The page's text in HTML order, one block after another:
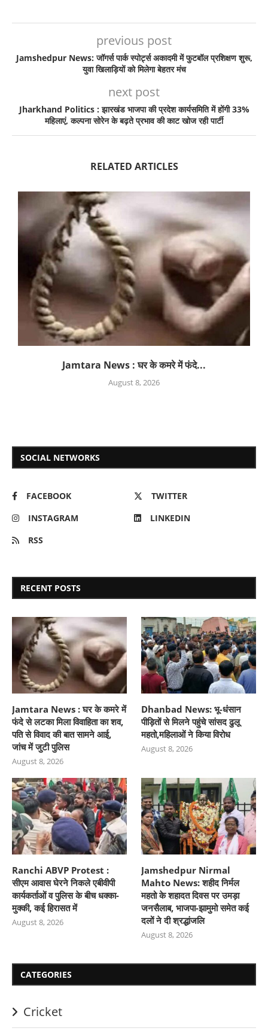
previous post
Jamshedpur News: जॉगर्स पार्क स्पोर्ट्स अकादमी में फुटबॉल प्रशिक्षण शुरू,
युवा खिलाड़ियों को मिलेगा बेहतर मंच
next post
Jharkhand Politics : झारखंड भाजपा की प्रदेश कार्यसमिति में होंगी 33%
महिलाएं, कल्पना सोरेन के बढ़ते प्रभाव की काट खोज रही पार्टी
RELATED ARTICLES
Jamtara News : घर के कमरे में फंदे...
August 8, 2026
SOCIAL NETWORKS
FACEBOOK
TWITTER
INSTAGRAM
LINKEDIN
RSS
RECENT POSTS
Jamtara News : घर के कमरे में
फंदे से लटका मिला विवाहिता का शव,
पति से विवाद की बात सामने आई,
जांच में जुटी पुलिस
August 8, 2026
Dhanbad News: भू-धंसान
पीड़ितों से मिलने पहुंचे सांसद ढुलू
महतो,महिलाओं ने किया विरोध
August 8, 2026
Ranchi ABVP Protest :
सीएम आवास घेरने निकले एबीवीपी
कार्यकर्ताओं व पुलिस के बीच धक्का-
मुक्की, कई हिरासत में
August 8, 2026
Jamshedpur Nirmal
Mahto News: शहीद निर्मल
महतो के शहादत दिवस पर उमड़ा
जनसैलाब, भाजपा-झामुमो समेत कई
दलों ने दी श्रद्धांजलि
August 8, 2026
CATEGORIES
Cricket